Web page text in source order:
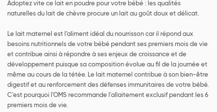
Adoptez vite ce lait en poudre pour votre bébé : les qualités
naturelles du lait de chèvre procure un lait au goût doux et délicat.
Le lait maternel est l’aliment idéal du nourrisson car il répond aux
besoins nutritionnels de votre bébé pendant ses premiers mois de vie
et contribue ainsi à répondre à ses enjeux de croissance et de
développement puisque sa composition évolue au fil de la journée et
même au cours de la tétée. Le lait maternel contribue à son bien-être
digestif et au renforcement des défenses immunitaires de votre bébé.
C'est pourquoi l'OMS recommande l'allaitement exclusif pendant les 6
premiers mois de vie.